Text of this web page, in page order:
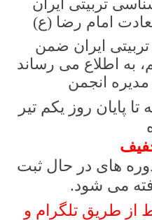
تربیتی ایران
امام رضا (ع)
ایران ضمن
به اطلاع می رساند
انجمن
پایان روز یکم تیر
های در حال ثبت
می شود.
از طریق تلگرام و